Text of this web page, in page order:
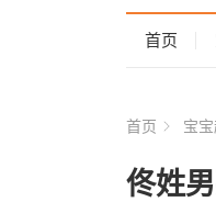
首页
首页 宝
佟姓